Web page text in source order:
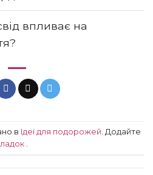
впливає на
в Ідеї ​​для подорожей . Додайте